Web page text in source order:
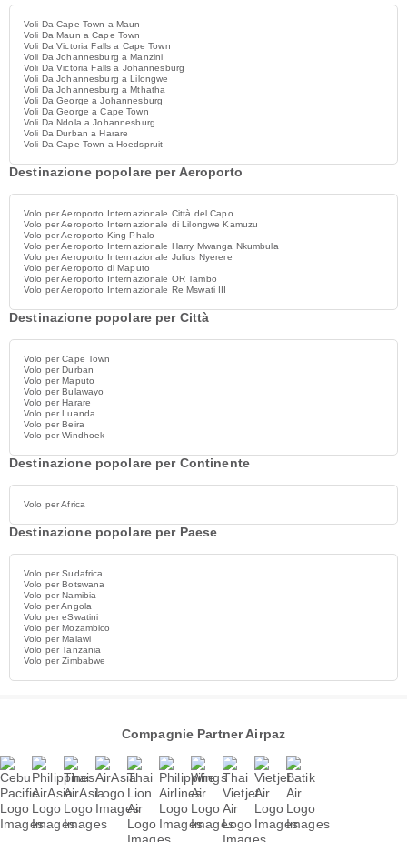
Voli Da Cape Town a Maun
Voli Da Maun a Cape Town
Voli Da Victoria Falls a Cape Town
Voli Da Johannesburg a Manzini
Voli Da Victoria Falls a Johannesburg
Voli Da Johannesburg a Lilongwe
Voli Da Johannesburg a Mthatha
Voli Da George a Johannesburg
Voli Da George a Cape Town
Voli Da Ndola a Johannesburg
Voli Da Durban a Harare
Voli Da Cape Town a Hoedspruit
Destinazione popolare per Aeroporto
Volo per Aeroporto Internazionale Città del Capo
Volo per Aeroporto Internazionale di Lilongwe Kamuzu
Volo per Aeroporto King Phalo
Volo per Aeroporto Internazionale Harry Mwanga Nkumbula
Volo per Aeroporto Internazionale Julius Nyerere
Volo per Aeroporto di Maputo
Volo per Aeroporto Internazionale OR Tambo
Volo per Aeroporto Internazionale Re Mswati III
Destinazione popolare per Città
Volo per Cape Town
Volo per Durban
Volo per Maputo
Volo per Bulawayo
Volo per Harare
Volo per Luanda
Volo per Beira
Volo per Windhoek
Destinazione popolare per Continente
Volo per Africa
Destinazione popolare per Paese
Volo per Sudafrica
Volo per Botswana
Volo per Namibia
Volo per Angola
Volo per eSwatini
Volo per Mozambico
Volo per Malawi
Volo per Tanzania
Volo per Zimbabwe
Compagnie Partner Airpaz